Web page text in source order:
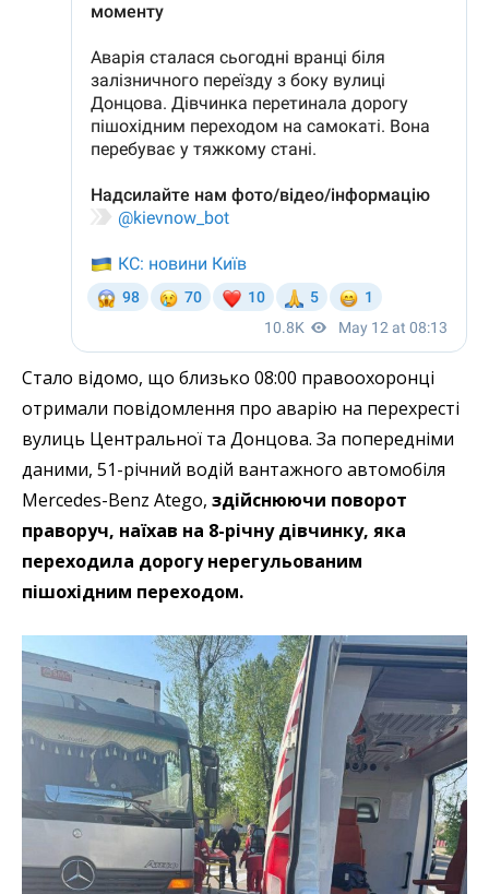
Стало відомо, що близько 08:00 правоохоронці
отримали повідомлення про аварію на перехресті
вулиць Центральної та Донцова. За попередніми
даними, 51-річний водій вантажного автомобіля
Mercedes-Benz Atego, здійснюючи поворот
праворуч, наїхав на 8-річну дівчинку, яка
переходила дорогу нерегульованим
пішохідним переходом.